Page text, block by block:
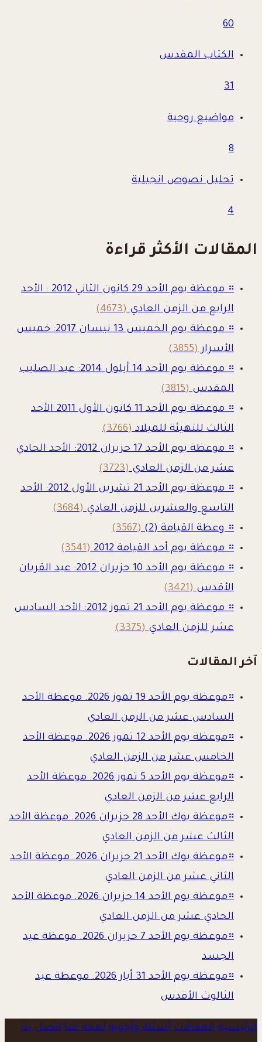
60
الكتاب المقدس
31
مواضيع روحية
8
تحليل نصوص انجيلية
4
المقالات الأكثر قراءة
።
موعظة يوم الأحد 29 كانون الثاني 2012 : الأحد
الرابع من الزمن العادي(4673)
።
موعظة يوم الخميس 13 نيسان 2017: خميس
الأسرار(3855)
።
موعظة يوم الأحد 14 أيلول 2014: عيد الصليب
المقدس(3815)
።
موعظة يوم الأحد 11 كانون الأول 2011 الأحد
الثالث للتهيئة للميلاد(3766)
።
موعظة يوم الأحد 17 حزيران 2012: الأحد الحادي
عشر من الزمن العادي(3723)
።
موعظة يوم الأحد 21 تشرين الأول 2012: الأحد
التاسع والعشرين للزمن العادي(3684)
። وعظة القيامة (2)
(3567)
። موعظة يوم أحد القيامة 2012
(3541)
።
موعظة يوم الأحد 10 حزيران 2012: عيد القربان
الأقدس(3421)
።
موعظة يوم الأحد 21 تموز 2012: الأحد السادس
عشر للزمن العادي(3375)
آخر المقالات
።
موعظة يوم الأحد 19 تموز 2026. موعظة الأحد
السادس عشر من الزمن العادي
።
موعظة يوم الأحد 12 تموز 2026. موعظة الأحد
الخامس عشر من الزمن العادي
።
موعظة يوم الأحد 5 تموز 2026. موعظة الأحد
الرابع عشر من الزمن العادي
።
موعظة يوك الأحد 28 حزيران 2026. موعظة الأحد
الثالث عشر من الزمن العادي
።
موعظة يوك الأحد 21 حزيران 2026. موعظة الأحد
الثاني عشر من الزمن العادي
።
موعظة يوم الأحد 14 حزيران 2026. موعظة الأحد
الحادي عشر من الزمن العادي
።
موعظة يوم الأحد 7 حزيران 2026. موعظة عيد
الجسد
።
موعظة يوم الأحد 31 أيار 2026. موعظة عيد
الثالوث الأقدس
الرئيسية المقالات أسئلة وأجوبة لمحة عنا اتصل بنا